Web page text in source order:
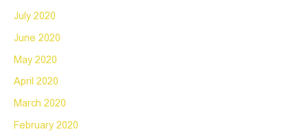
July 2020
June 2020
May 2020
April 2020
March 2020
February 2020